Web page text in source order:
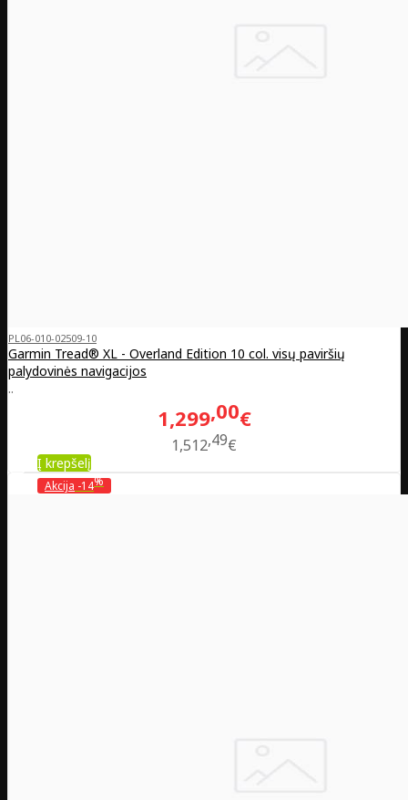
PL06-010-02509-10
Garmin Tread® XL - Overland Edition 10 col. visų paviršių
palydovinės navigacijos
..
1,299 00€
1,512 49€
Į krepšelį
Akcija -14%